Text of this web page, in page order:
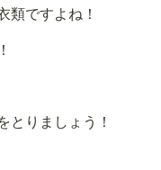
類ですよね！
とりましょう！